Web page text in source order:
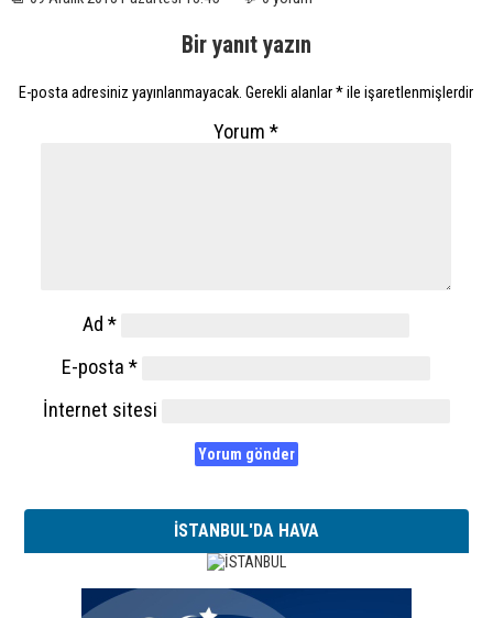
Bir yanıt yazın
E-posta adresiniz yayınlanmayacak. Gerekli alanlar*ile işaretlenmişlerdir
Yorum*
Ad*
E-posta*
İnternet sitesi
İSTANBUL'DA HAVA